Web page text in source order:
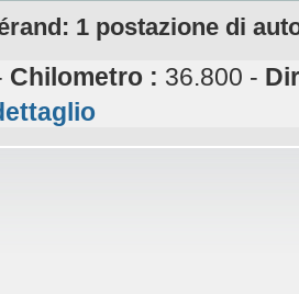
1 postazione di
Chilometro : 36.800 -